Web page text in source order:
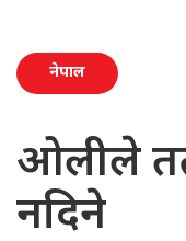
नेपाल
ओलीले
नदिने